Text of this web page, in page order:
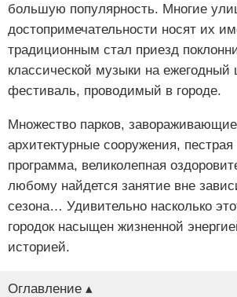
большую популярность. Многие
достопримечательности носят их
традиционным стал приезд
классической музыки на ежегодный
фестиваль, проводимый в городе.
Множество парков,
архитектурные сооружения, пестрая
программа, великолепная
любому найдется занятие вне
сезона… Удивительно насколько
городок насыщен жизненной
историей.
Оглавление ▴